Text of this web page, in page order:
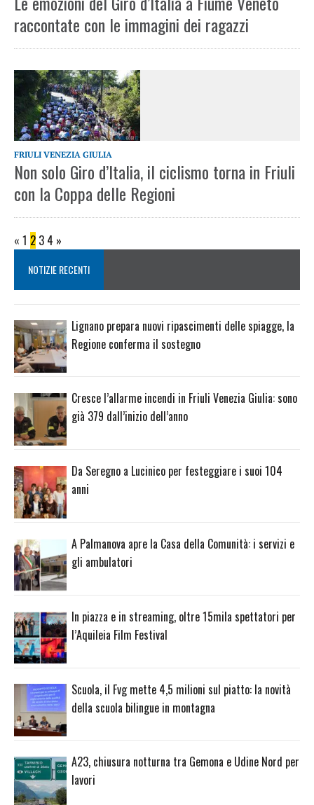
raccontate con le immagini dei ragazzi
FRIULI VENEZIA GIULIA
Non solo Giro d’Italia, il ciclismo torna in Friuli
con la Coppa delle Regioni
« 1 2 3 4 »
NOTIZIE RECENTI
Lignano prepara nuovi ripascimenti delle spiagge, la
Regione conferma il sostegno
Cresce l’allarme incendi in Friuli Venezia Giulia: sono
già 379 dall’inizio dell’anno
Da Seregno a Lucinico per festeggiare i suoi 104
anni
A Palmanova apre la Casa della Comunità: i servizi e
gli ambulatori
In piazza e in streaming, oltre 15mila spettatori per
l’Aquileia Film Festival
Scuola, il Fvg mette 4,5 milioni sul piatto: la novità
della scuola bilingue in montagna
A23, chiusura notturna tra Gemona e Udine Nord per
lavori